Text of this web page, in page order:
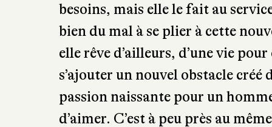
besoins, mais elle le fait au
bien du mal à se plier à cette
elle rêve d’ailleurs, d’une vie
s’ajouter un nouvel obstacle
passion naissante pour un
d’aimer. C’est à peu près au